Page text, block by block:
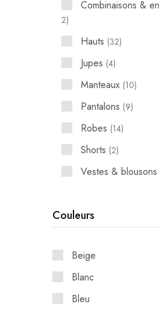
Combinaisons &
2
Hauts 32
Jupes 4
Manteaux 10
Pantalons 9
Robes 14
Shorts 2
Vestes & blousons
Couleurs
Beige
Blanc
Bleu